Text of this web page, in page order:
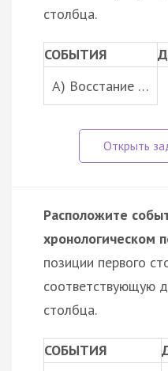
столбца.
СОБЫТИЯ
A) Восстание …
Расположите
хронологическом
позиции первого
соответствующую
столбца.
СОБЫТИЯ